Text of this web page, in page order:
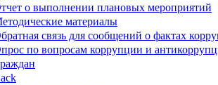
о выполнении плановых мероприятий
материалы
связь для сообщений о фактах
по вопросам коррупции и